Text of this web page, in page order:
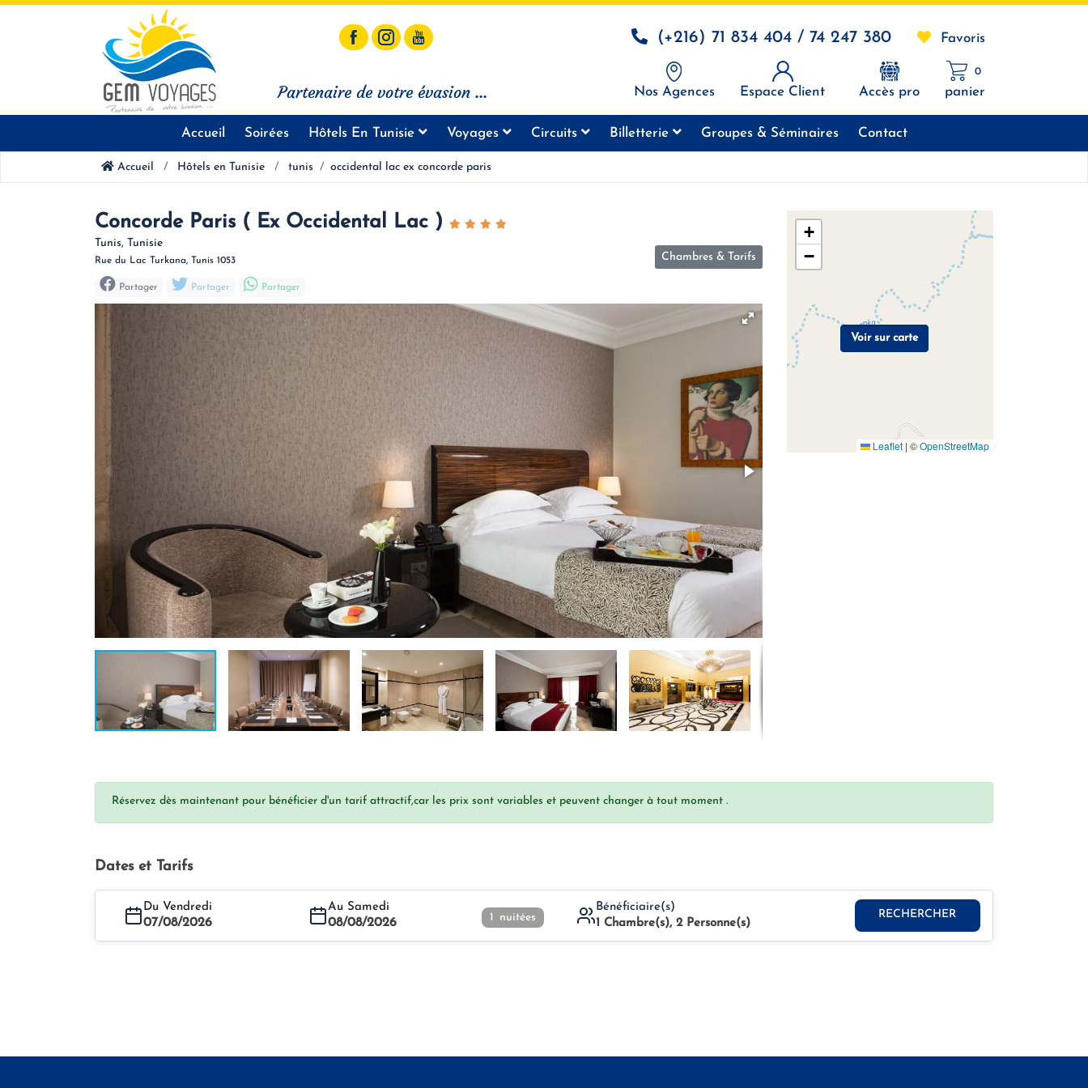
Partenaire de votre évasion ...
(+216) 71 834 404 / 74 247 380 Favoris
Nos Agences Espace Client Accès pro
0
panier
Accueil Soirées Hôtels En Tunisie Voyages Circuits Billetterie Groupes & Séminaires Contact
Accueil Hôtels en Tunisie tunis occidental lac ex concorde paris
Concorde Paris ( Ex Occidental Lac )
Tunis, Tunisie
Rue du Lac Turkana, Tunis 1053
Partager Partager Partager
Chambres & Tarifs
+
−
Leaflet | ©OpenStreetMap
Voir sur carte
Réservez dès maintenant pour bénéficier d'un tarif attractif,car les prix sont variables et peuvent changer à tout moment .
Dates et Tarifs
Du Vendredi
07/08/2026
Au Samedi
08/08/2026 1 nuitées
Bénéficiaire(s)
1 Chambre(s), 2 Personne(s)
RECHERCHER